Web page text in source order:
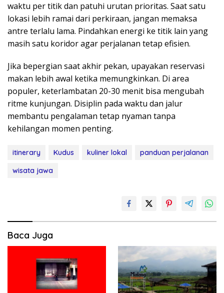
waktu per titik dan patuhi urutan prioritas. Saat satu
lokasi lebih ramai dari perkiraan, jangan memaksa
antre terlalu lama. Pindahkan energi ke titik lain yang
masih satu koridor agar perjalanan tetap efisien.
Jika bepergian saat akhir pekan, upayakan reservasi
makan lebih awal ketika memungkinkan. Di area
populer, keterlambatan 20-30 menit bisa mengubah
ritme kunjungan. Disiplin pada waktu dan jalur
membantu pengalaman tetap nyaman tanpa
kehilangan momen penting.
itinerary Kudus kuliner lokal
panduan perjalanan
wisata jawa
Baca Juga